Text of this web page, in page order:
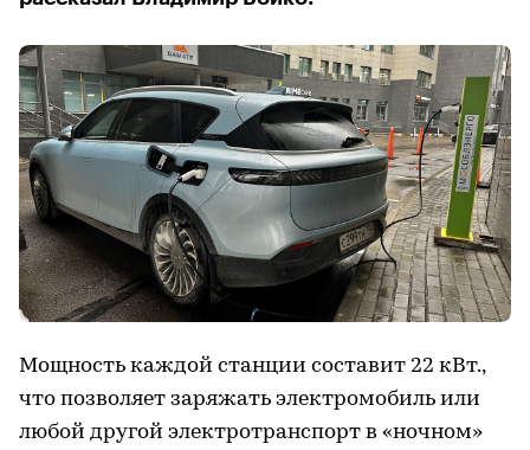
Мощность каждой станции составит 22 кВт.,
что позволяет заряжать электромобиль или
любой другой электротранспорт в «ночном»